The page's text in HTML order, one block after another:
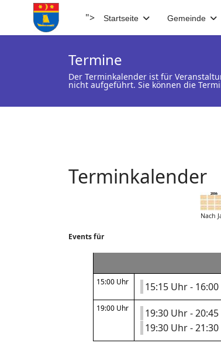
"> Startseite Gemeinde
Termine
Der Terminkalender ist für
nicht aufgeführt. Sie können die
Terminkalender
Nach
Events für
15:00 Uhr 15:15 Uhr -
19:00 Uhr 19:30 Uhr -
19:30 Uhr -